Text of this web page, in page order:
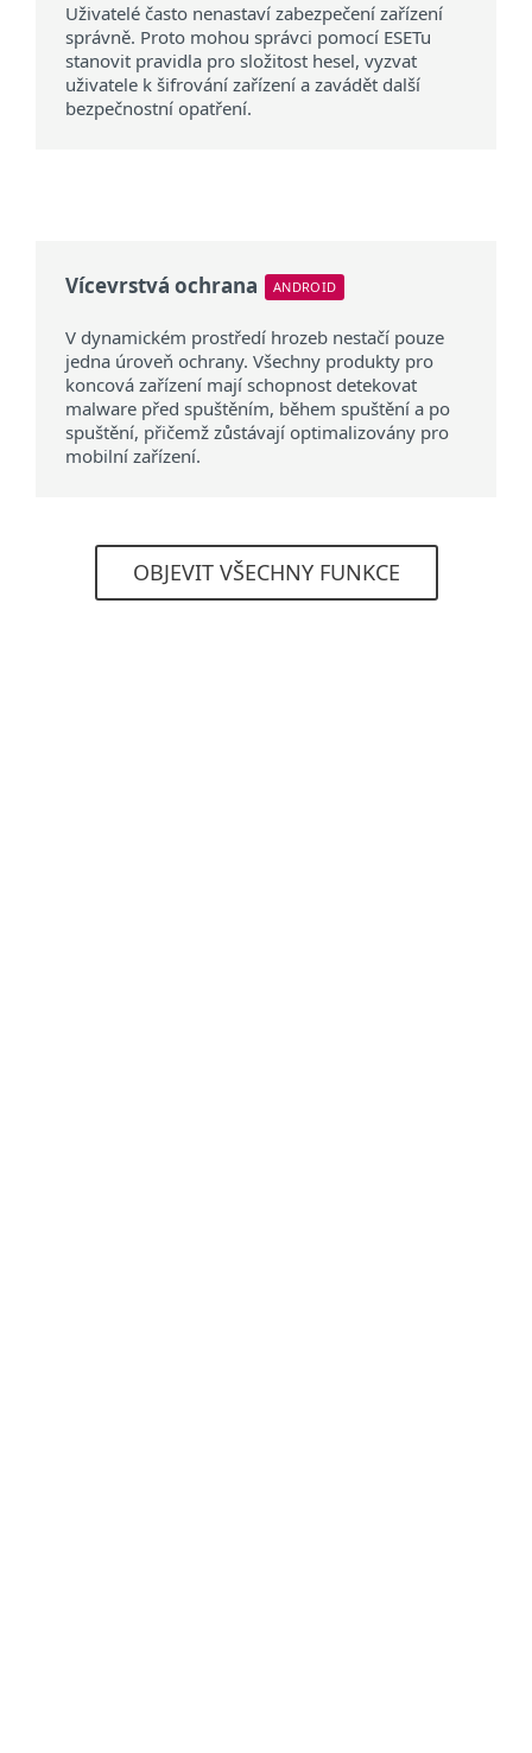
Uživatelé často nenastaví zabezpečení zařízení
správně. Proto mohou správci pomocí ESETu
stanovit pravidla pro složitost hesel, vyzvat
uživatele k šifrování zařízení a zavádět další
bezpečnostní opatření.
Vícevrstvá ochrana ANDROID
V dynamickém prostředí hrozeb nestačí pouze
jedna úroveň ochrany. Všechny produkty pro
koncová zařízení mají schopnost detekovat
malware před spuštěním, během spuštění a po
spuštění, přičemž zůstávají optimalizovány pro
mobilní zařízení.
OBJEVIT VŠECHNY FUNKCE